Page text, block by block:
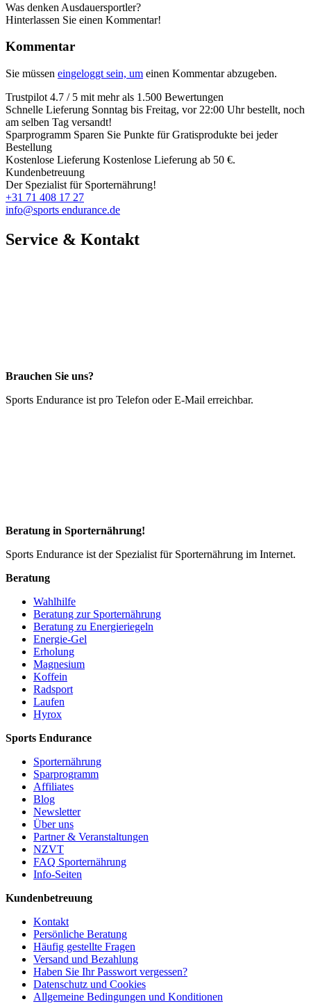
Was denken Ausdauersportler?
Hinterlassen Sie einen Kommentar!
Kommentar
Sie müssen eingeloggt sein, um einen Kommentar abzugeben.
Trustpilot 4.7 / 5 mit mehr als 1.500 Bewertungen
Schnelle Lieferung Sonntag bis Freitag, vor 22:00 Uhr bestellt, noch
am selben Tag versandt!
Sparprogramm Sparen Sie Punkte für Gratisprodukte bei jeder
Bestellung
Kostenlose Lieferung Kostenlose Lieferung ab 50 €.
Kundenbetreuung
Der Spezialist für Sporternährung!
+31 71 408 17 27
info@sports endurance.de
Service & Kontakt
Brauchen Sie uns?
Sports Endurance ist pro Telefon oder E-Mail erreichbar.
Beratung in Sporternährung!
Sports Endurance ist der Spezialist für Sporternährung im Internet.
Beratung
Wahlhilfe
Beratung zur Sporternährung
Beratung zu Energieriegeln
Energie-Gel
Erholung
Magnesium
Koffein
Radsport
Laufen
Hyrox
Sports Endurance
Sporternährung
Sparprogramm
Affiliates
Blog
Newsletter
Über uns
Partner & Veranstaltungen
NZVT
FAQ Sporternährung
Info-Seiten
Kundenbetreuung
Kontakt
Persönliche Beratung
Häufig gestellte Fragen
Versand und Bezahlung
Haben Sie Ihr Passwort vergessen?
Datenschutz und Cookies
Allgemeine Bedingungen und Konditionen